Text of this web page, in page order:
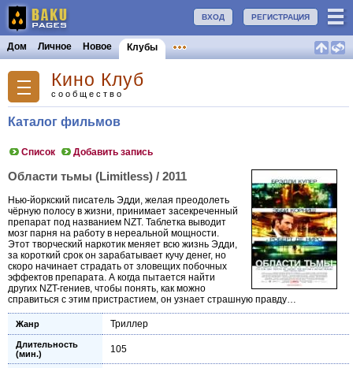
РЕГИСТРАЦИЯ
ВХОД
Дом Личное Новое Клубы
Кино Клуб
сообщество
Каталог фильмов
Список Добавить запись
Области тьмы (Limitless) / 2011
Нью-йоркский писатель Эдди, желая преодолеть
чёрную полосу в жизни, принимает засекреченный
препарат под названием NZT. Таблетка выводит
мозг парня на работу в нереальной мощности.
Этот творческий наркотик меняет всю жизнь Эдди,
за короткий срок он зарабатывает кучу денег, но
скоро начинает страдать от зловещих побочных
эффектов препарата. А когда пытается найти
других NZT-гениев, чтобы понять, как можно
справиться с этим пристрастием, он узнает страшную правду…
Жанр Триллер
Длительность
(мин.)
105